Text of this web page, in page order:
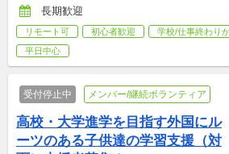
長期歓迎
リモート可 初心者歓迎 学校/仕事終わり
平日中心
受付停止中 メンバー/継続ボランティア
高校・大学進学を目指す外国にル
ーツのある子供達の学習支援（対